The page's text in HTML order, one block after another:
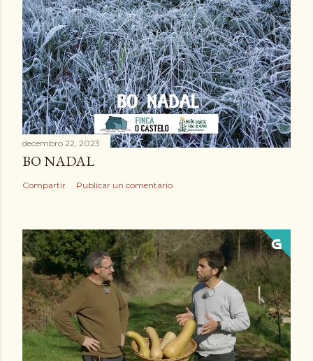
decembro 22, 2023
BO NADAL
Compartir Publicar un comentario